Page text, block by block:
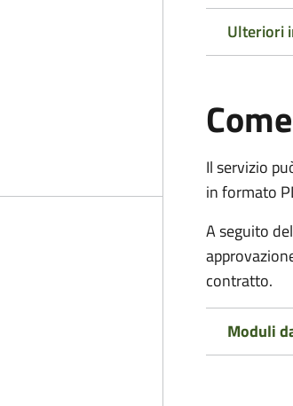
Ulteriori
Il servizio
in formato
A seguito
contratto.
Moduli